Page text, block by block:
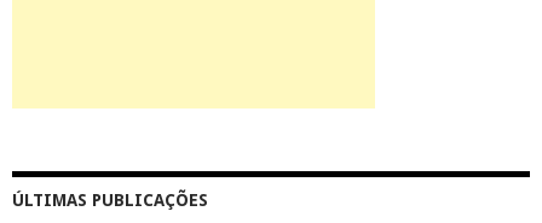
ÚLTIMAS PUBLICAÇÕES